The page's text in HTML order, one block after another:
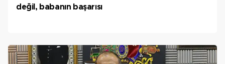
değil, babanın başarısı